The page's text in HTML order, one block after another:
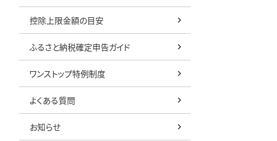
控除上限金額の目安
ふるさと納税確定申告ガイド
ワンストップ特例制度
よくある質問
お知らせ